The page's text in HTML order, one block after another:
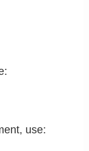
use: